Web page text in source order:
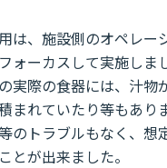
は、施設側のオペレー
ォーカスして実施しま
実際の食器には、汁物
まれていたり等もあり
のトラブルもなく、想
とが出来ました。